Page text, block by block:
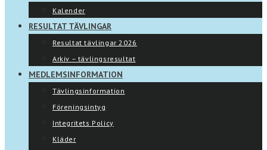
Kalender
RESULTAT TÄVLINGAR
Resultat tävlingar 2026
Arkiv – tävlingsresultat
MEDLEMSINFORMATION
Tävlingsinformation
Föreningsintyg
Integritets Policy
Kläder